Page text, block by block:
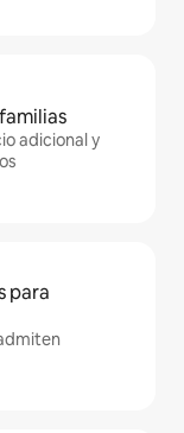
adicional y
para